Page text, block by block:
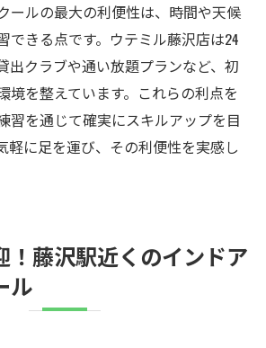
経験者まで満足できる施設内容
ドアゴルフで効率的に上達
ランで毎日練習できるインドア
ール
間に通えるから継続しやすい
っくり基礎練習できる環境
スで無理なくゴルフスキルアッ
フスクールウテミルなら藤沢駅の
ールの最大の利便性は、時間や天候
できる点です。ウテミル藤沢店は24
出クラブや通い放題プランなど、初
境を整えています。これらの利点を
習を通じて確実にスキルアップを目
軽に足を運び、その利便性を実感し
！藤沢駅近くのインドア
ル